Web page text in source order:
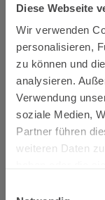
Diese Webseite
Wir verwenden
personalisieren,
zu können und
analysieren.
Verwendung
soziale Medien,
Partner führen
weiteren Daten
Region um
Musikfestivals
abbilden:
Stimmungen,
gute Laune. Die
Trierischen
Damit knüpft das
Kultursommers